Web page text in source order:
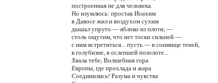
построенная не для человека.
Но изумлюсь: простак Иоахим
в Давосе жил и воздухом сухим
дышал упруго — яблоко из плоти, —
столь ощутим, что нет тоски сильней —
с ним встретиться... пусть — в сонмище теней,
в голубизне, в ослепшей позолоте...
Хвала тебе, Волшебная гора
Европы, где прохлада и жара
Соединились! Разума и чувства